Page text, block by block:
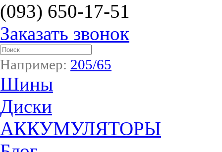
(093) 650-17-51
Заказать звонок
Например: 205/65
Шины
Диски
АККУМУЛЯТОРЫ